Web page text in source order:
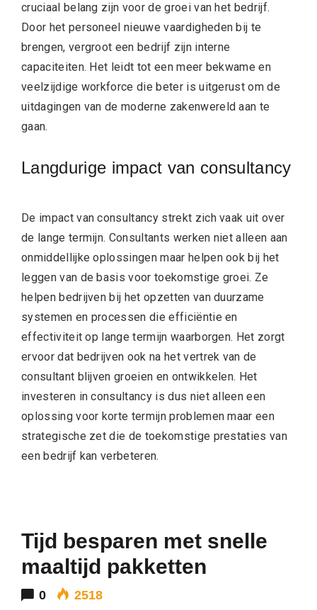
cruciaal belang zijn voor de groei van het bedrijf.
Door het personeel nieuwe vaardigheden bij te
brengen, vergroot een bedrijf zijn interne
capaciteiten. Het leidt tot een meer bekwame en
veelzijdige workforce die beter is uitgerust om de
uitdagingen van de moderne zakenwereld aan te
gaan.
Langdurige impact van consultancy
De impact van consultancy strekt zich vaak uit over
de lange termijn. Consultants werken niet alleen aan
onmiddellijke oplossingen maar helpen ook bij het
leggen van de basis voor toekomstige groei. Ze
helpen bedrijven bij het opzetten van duurzame
systemen en processen die efficiëntie en
effectiviteit op lange termijn waarborgen. Het zorgt
ervoor dat bedrijven ook na het vertrek van de
consultant blijven groeien en ontwikkelen. Het
investeren in consultancy is dus niet alleen een
oplossing voor korte termijn problemen maar een
strategische zet die de toekomstige prestaties van
een bedrijf kan verbeteren.
Tijd besparen met snelle
maaltijd pakketten
0 2518